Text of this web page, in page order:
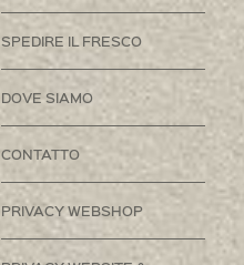
SPEDIRE IL FRESCO
DOVE SIAMO
CONTATTO
PRIVACY WEBSHOP